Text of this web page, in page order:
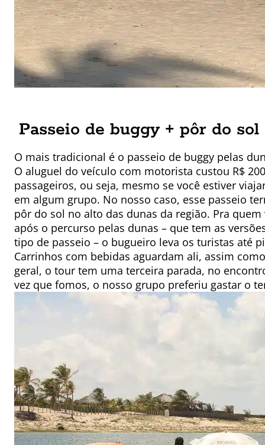
Passeio de buggy + pôr do sol
O mais tradicional é o passeio de buggy pelas
O aluguel do veículo com motorista custou R$
passageiros, ou seja, mesmo se você estiver
em algum grupo. No nosso caso, esse passeio
pôr do sol no alto das dunas da região. Pra
após o percurso pelas dunas – que tem as
tipo de passeio – o bugueiro leva os turistas até
Carrinhos com bebidas aguardam ali, assim
geral, o tour tem uma terceira parada, no
vez que fomos, o nosso grupo preferiu gastar o